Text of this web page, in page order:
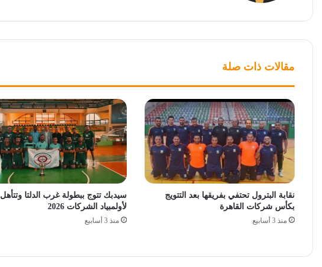
مقالات ذات صلة
نقابة البترول تحتفي بفريقها بعد التتويج
بكأس شركات القاهرة
منذ 3 أسابيع
سيدبك تتوج ببطولة غرب الدلتا وتتأهل
لأولمبياد الشركات 2026
منذ 3 أسابيع